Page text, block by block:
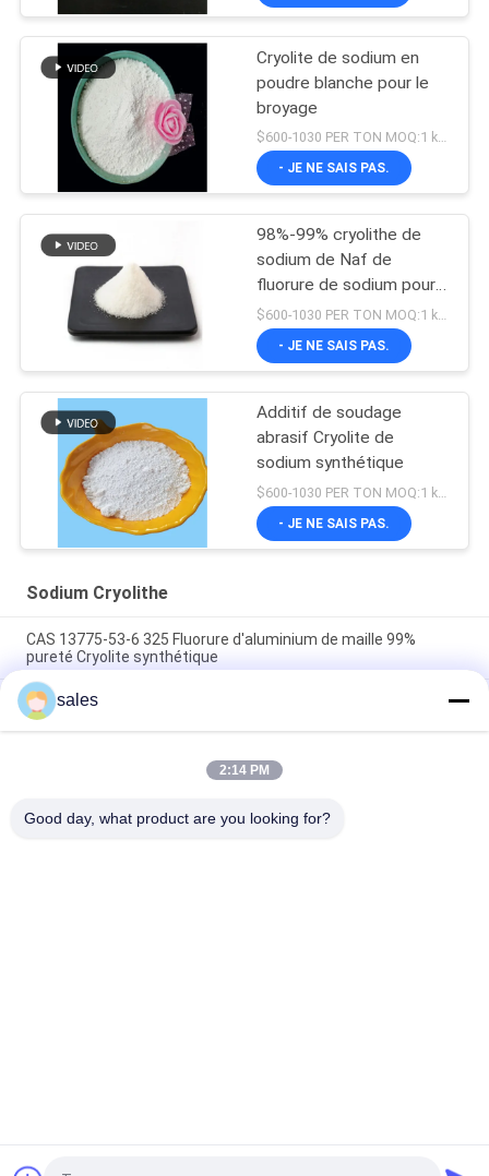
Cryolite de sodium en
poudre blanche pour le
broyage
$600-1030 PER TON MOQ:1 kg ou plus
- JE NE SAIS PAS.
98%-99% cryolithe de
sodium de Naf de
fluorure de sodium pour
l'électrolyse en aluminium$600-1030 PER TON MOQ:1 kg ou plus
- JE NE SAIS PAS.
Additif de soudage
abrasif Cryolite de
sodium synthétique
- JE NE SAIS PAS.
Sodium Cryolithe
CAS 13775-53-6 325 Fluorure d'aluminium de maille 99%
pureté Cryolite synthétique
Plus de catégorie 1000 industrielle de Mesh Sodium Cryolite
CAS 13775-53-6
Poids moléculaire 209,94 Cryolite de sodium Composé
chimique Insoluble dans l'eau Idéal pour les procédés de
sales
2:14 PM
Good day, what product are you looking for?